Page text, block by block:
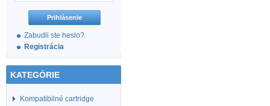
Zabudli ste heslo?
Registrácia
KATEGÓRIE
Kompatibilné cartridge